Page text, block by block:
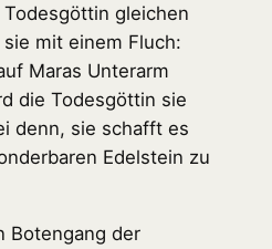
gleichen
mit einem Fluch:
Maras Unterarm
die Todesgöttin sie
denn, sie schafft es
Edelstein zu
Botengang der